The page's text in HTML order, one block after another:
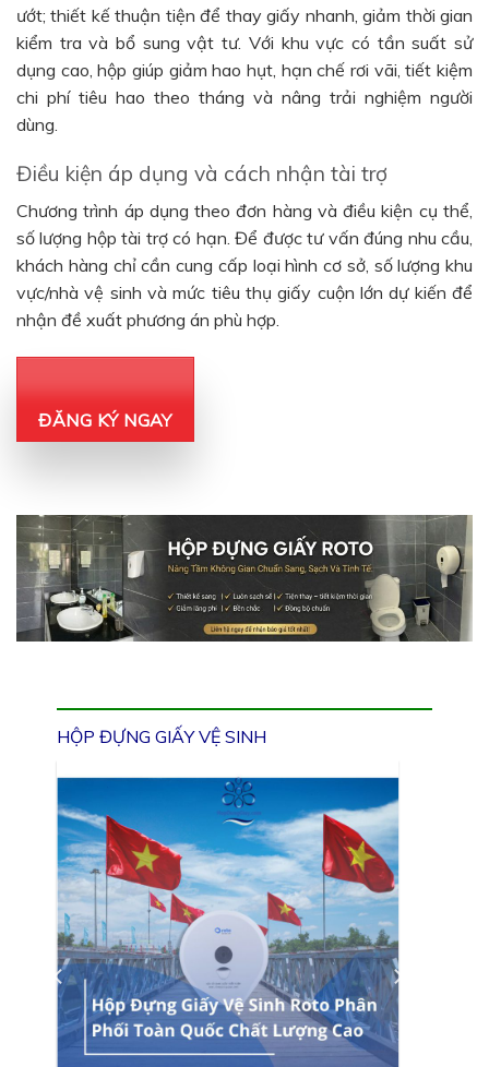
ướt; thiết kế thuận tiện để thay giấy nhanh, giảm thời gian
kiểm tra và bổ sung vật tư. Với khu vực có tần suất sử
dụng cao, hộp giúp giảm hao hụt, hạn chế rơi vãi, tiết kiệm
chi phí tiêu hao theo tháng và nâng trải nghiệm người
dùng.
Điều kiện áp dụng và cách nhận tài trợ
Chương trình áp dụng theo đơn hàng và điều kiện cụ thể,
số lượng hộp tài trợ có hạn. Để được tư vấn đúng nhu cầu,
khách hàng chỉ cần cung cấp loại hình cơ sở, số lượng khu
vực/nhà vệ sinh và mức tiêu thụ giấy cuộn lớn dự kiến để
nhận đề xuất phương án phù hợp.
ĐĂNG KÝ NGAY
HỘP ĐỰNG GIẤY VỆ SINH